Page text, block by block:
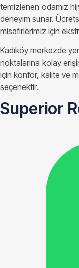
temizlenen odamız
deneyim sunar.
misafirlerimiz için
Kadıköy merkezde
noktalarına kolay
için konfor, kalite ve
seçenektir.
Superior